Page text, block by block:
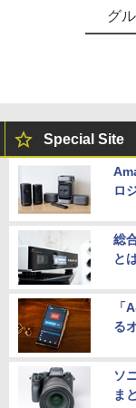
グ
Special Site
ロ
総
と
「
る
ソ
ま